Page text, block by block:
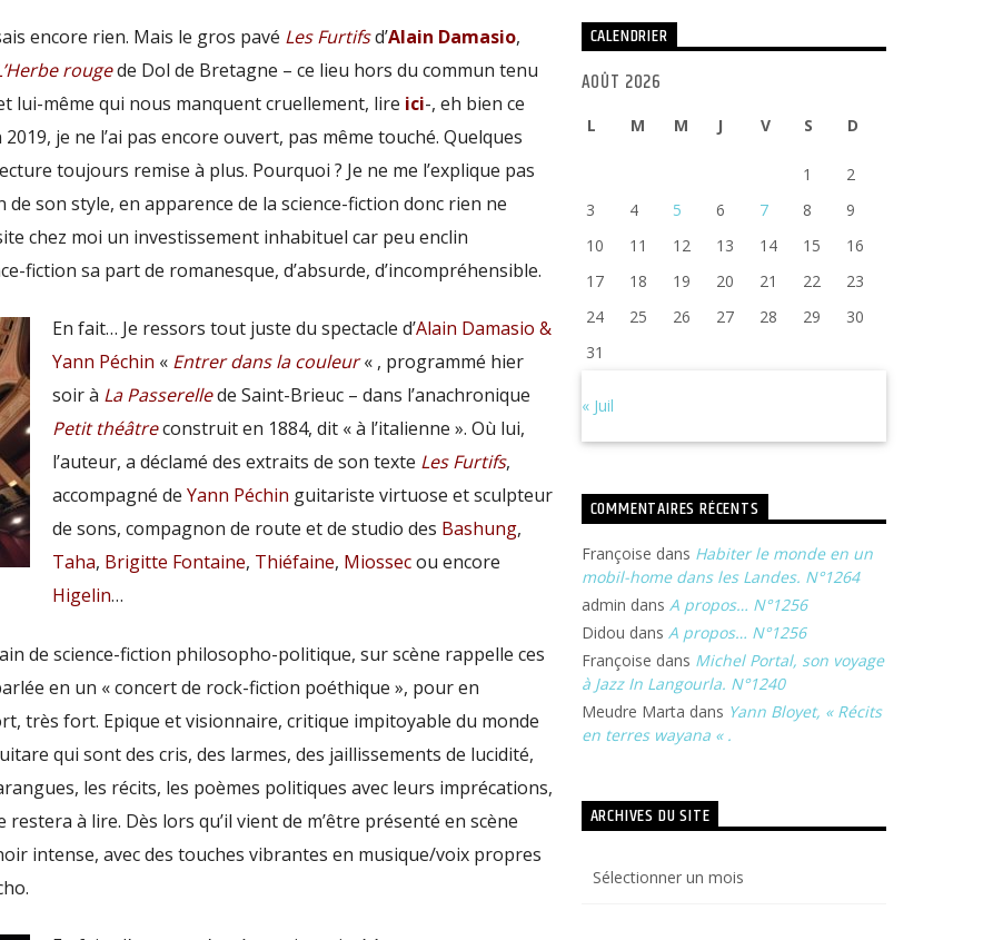
encore rien. Mais le gros pavé Les Furtifsd’Alain Damasio,
rouge de Dol de Bretagne – ce lieu hors du commun tenu
lui-même qui nous manquent cruellement, lire ici-, eh bien ce
je ne l’ai pas encore ouvert, pas même touché. Quelques
toujours remise à plus. Pourquoi ? Je ne me l’explique pas
de son style, en apparence de la science-fiction donc rien ne
chez moi un investissement inhabituel car peu enclin
fiction sa part de romanesque, d’absurde, d’incompréhensible.
En fait… Je ressors tout juste du spectacle d’Alain Damasio &
Yann Péchin « Entrer dans la couleur« , programmé hier
soir à La Passerellede Saint-Brieuc – dans l’anachronique
Petit théâtreconstruit en 1884, dit « à l’italienne ». Où lui,
l’auteur, a déclamé des extraits de son texte Les Furtifs,
accompagné de Yann Péchin guitariste virtuose et sculpteur
de sons, compagnon de route et de studio des Bashung,
Taha, Brigitte Fontaine, Thiéfaine, Miossecou encore
Higelin…
de science-fiction philosopho-politique, sur scène rappelle ces
en un « concert de rock-fiction poéthique », pour en
très fort. Epique et visionnaire, critique impitoyable du monde
qui sont des cris, des larmes, des jaillissements de lucidité,
les récits, les poèmes politiques avec leurs imprécations,
à lire. Dès lors qu’il vient de m’être présenté en scène
intense, avec des touches vibrantes en musique/voix propres
CALENDRIER
AOÛT 2026
L M M J V S D
1
2
3
4 5 6 7 8
9
10
11 12 13 14 15
16
17
18 19 20 21 22
23
24
25 26 27 28 29
30
31
« Juil
COMMENTAIRES RÉCENTS
Françoise dans Habiter le monde en un
mobil-home dans les Landes. N°1264
admin dans A propos… N°1256
Didou dans A propos… N°1256
Françoise dans Michel Portal, son voyage
à Jazz In Langourla. N°1240
Meudre Marta dans Yann Bloyet, « Récits
en terres wayana « .
ARCHIVES DU SITE
du